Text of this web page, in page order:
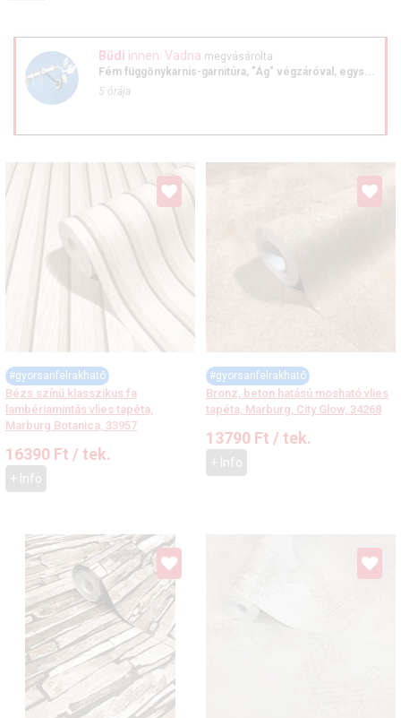
Bűdi innen: Vadna megvásárolta:
Fém függönykarnis-garnitúra, "Ág" végzáróval, egys...
5 órája
#gyorsanfelrakható
Bézs színű klasszikus fa
lambériamintás vlies tapéta,
Marburg Botanica, 33957
16390 Ft / tek.
+ Info
#gyorsanfelrakható
Bronz, beton hatású mosható vlies
tapéta, Marburg, City Glow, 34268
13790 Ft / tek.
+ Info